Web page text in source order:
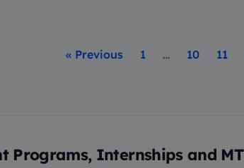
« Previous 1 … 10 11
Programs, Internships and